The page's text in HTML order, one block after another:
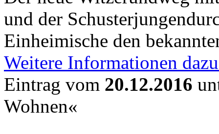
und der
Einheimische den
Weitere Informationen
Eintrag vom 20.12.2016
Wohnen«